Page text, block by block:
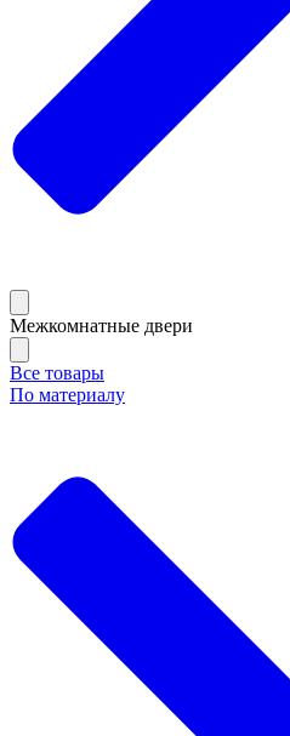
Межкомнатные двери
Все товары
По материалу